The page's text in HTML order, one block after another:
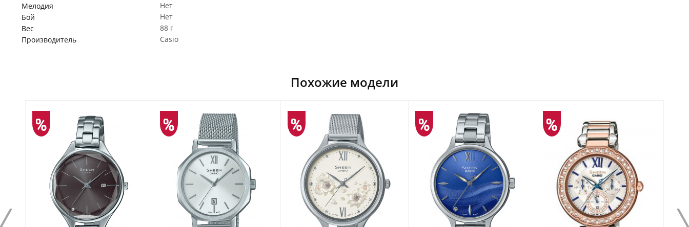
Мелодия
Нет
Бой
Нет
Вес
88 г
Производитель
Casio
Похожие модели